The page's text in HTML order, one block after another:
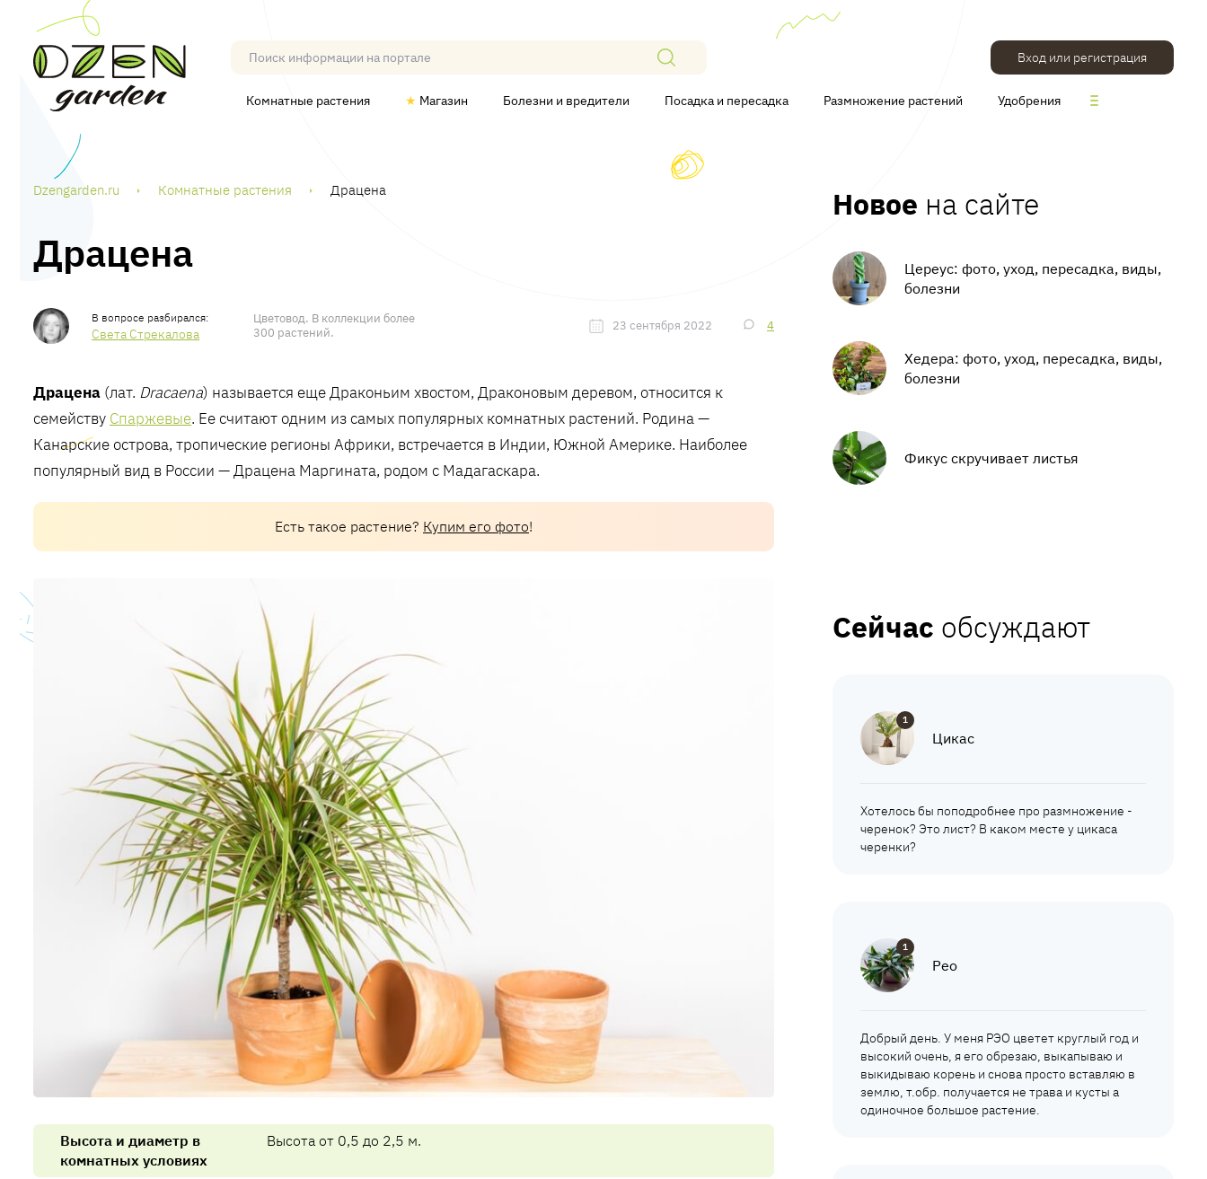
Вход или регистрация
Комнатные растения ★ Магазин Болезни и вредители Посадка и пересадка Размножение растений Удобрения
Dzengarden.ru Комнатные растения Драцена
Драцена
Света Стрекалова
Цветовод. В коллекции более
300 растений.
23 сентября 2022 4
Драцена (лат. Dracaena) называется еще Драконьим хвостом, Драконовым деревом, относится к
семейству Спаржевые. Ее считают одним из самых популярных комнатных растений. Родина —
Канарские острова, тропические регионы Африки, встречается в Индии, Южной Америке. Наиболее
популярный вид в России — Драцена Маргината, родом с Мадагаскара.
Есть такое растение? Купим его фото!
Высота и диаметр в
комнатных условиях
Высота от 0,5 до 2,5 м.
Новое на сайте
Цереус: фото, уход, пересадка, виды,
болезни
Хедера: фото, уход, пересадка, виды,
болезни
Фикус скручивает листья
Сейчас обсуждают
1
Цикас
Хотелось бы поподробнее про размножение -
черенок? Это лист? В каком месте у цикаса
черенки?
1
Рео
Добрый день. У меня РЭО цветет круглый год и
высокий очень, я его обрезаю, выкапываю и
выкидываю корень и снова просто вставляю в
землю, т.обр. получается не трава и кусты а
одиночное большое растение.